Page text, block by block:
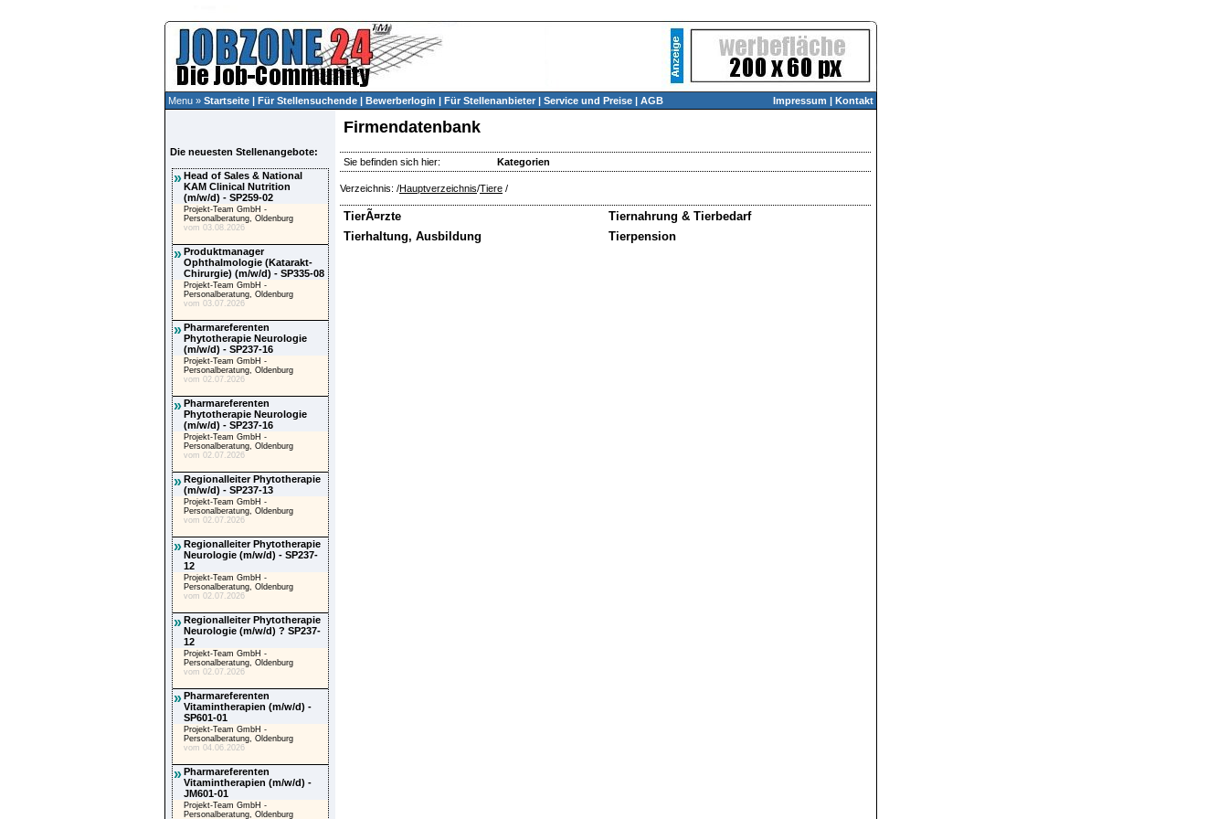
Menu » Startseite | Für Stellensuchende | Bewerberlogin | Für Stellenanbieter | Service und Preise | AGB Impressum | Kontakt
Die neuesten Stellenangebote:
»Head of Sales & National
KAM Clinical Nutrition
(m/w/d) - SP259-02
Projekt-Team GmbH -
Personalberatung, Oldenburg
vom 03.08.2026
»Produktmanager
Ophthalmologie (Katarakt-
Chirurgie) (m/w/d) - SP335-08
Projekt-Team GmbH -
Personalberatung, Oldenburg
vom 03.07.2026
»Pharmareferenten
Phytotherapie Neurologie
(m/w/d) - SP237-16
Projekt-Team GmbH -
Personalberatung, Oldenburg
vom 02.07.2026
»Pharmareferenten
Phytotherapie Neurologie
(m/w/d) - SP237-16
Projekt-Team GmbH -
Personalberatung, Oldenburg
vom 02.07.2026
»Regionalleiter Phytotherapie
(m/w/d) - SP237-13
Projekt-Team GmbH -
Personalberatung, Oldenburg
vom 02.07.2026
»Regionalleiter Phytotherapie
Neurologie (m/w/d) - SP237-
12
Projekt-Team GmbH -
Personalberatung, Oldenburg
vom 02.07.2026
»Regionalleiter Phytotherapie
Neurologie (m/w/d) ? SP237-
12
Projekt-Team GmbH -
Personalberatung, Oldenburg
vom 02.07.2026
»Pharmareferenten
Vitamintherapien (m/w/d) -
SP601-01
Projekt-Team GmbH -
Personalberatung, Oldenburg
vom 04.06.2026
»Pharmareferenten
Vitamintherapien (m/w/d) -
JM601-01
Projekt-Team GmbH -
Personalberatung, Oldenburg
Firmendatenbank
Sie befinden sich hier: Kategorien
Verzeichnis: /Hauptverzeichnis/Tiere /
TierÃ¤rzte
Tierhaltung, Ausbildung
Tiernahrung & Tierbedarf
Tierpension